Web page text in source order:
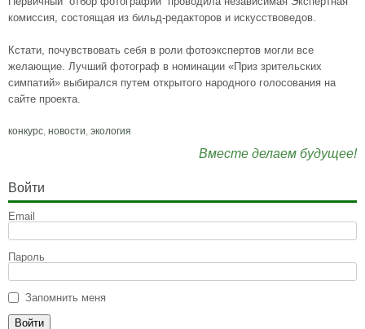
комиссия, состоящая из бильд-редакторов и искусствоведов.
Кстати, почувствовать себя в роли фотоэкспертов могли все
желающие. Лучший фотограф в номинации «Приз зрительских
симпатий» выбирался путем открытого народного голосования на
сайте проекта.
конкурс новости экология
Вместе делаем будущее!
Войти
Email
Пароль
Запомнить меня